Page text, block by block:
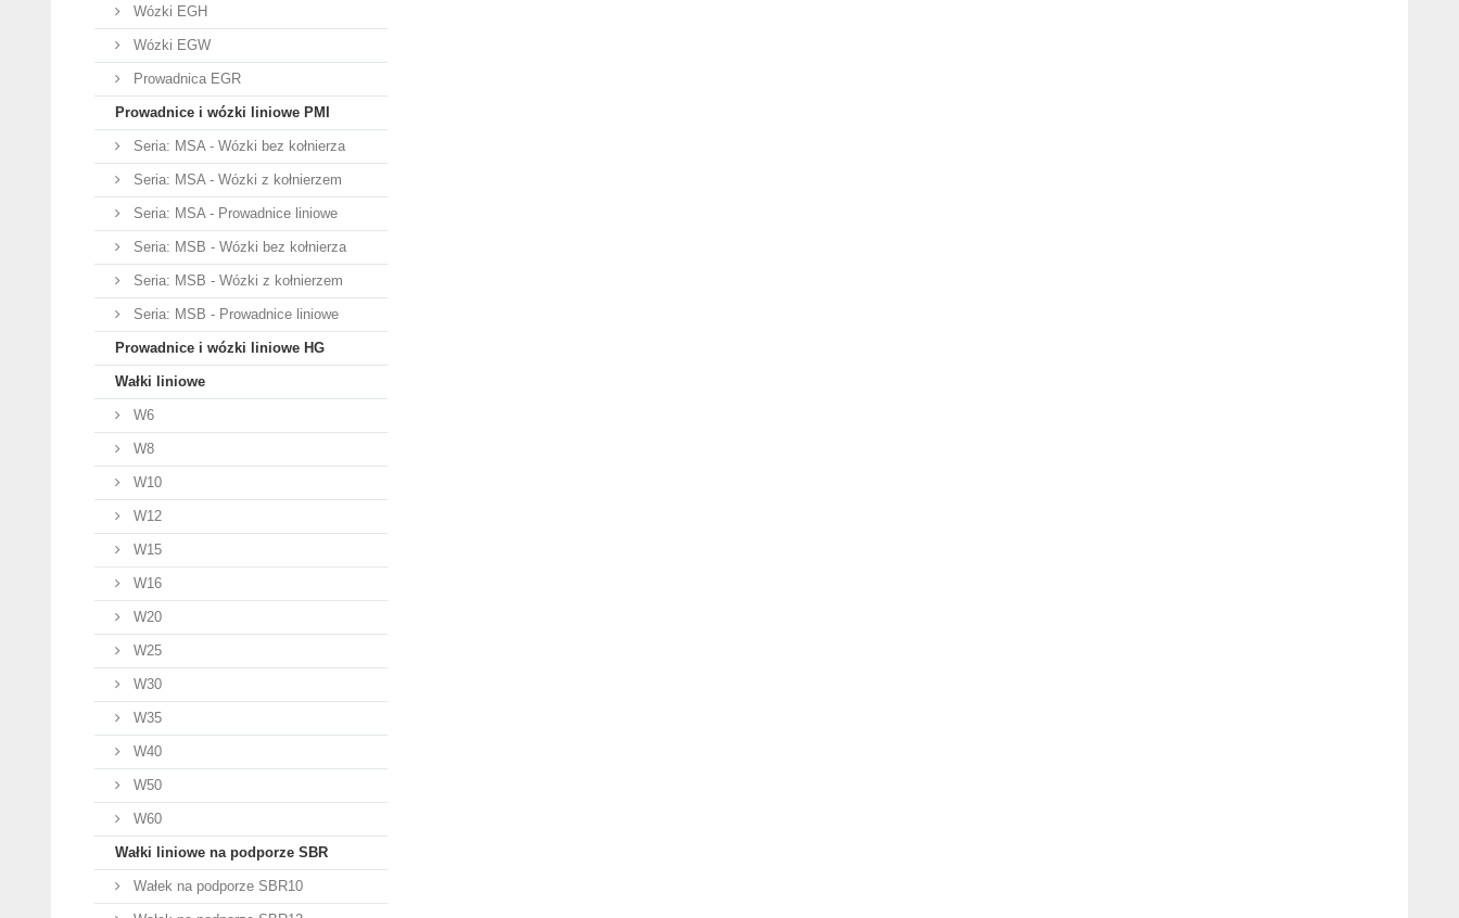
Wózki EGH
Wózki EGW
Prowadnica EGR
Prowadnice i wózki liniowe PMI
Seria: MSA - Wózki bez kołnierza
Seria: MSA - Wózki z kołnierzem
Seria: MSA - Prowadnice liniowe
Seria: MSB - Wózki bez kołnierza
Seria: MSB - Wózki z kołnierzem
Seria: MSB - Prowadnice liniowe
Prowadnice i wózki liniowe HG
Wałki liniowe
W6
W8
W10
W12
W15
W16
W20
W25
W30
W35
W40
W50
W60
Wałki liniowe na podporze SBR
Wałek na podporze SBR10